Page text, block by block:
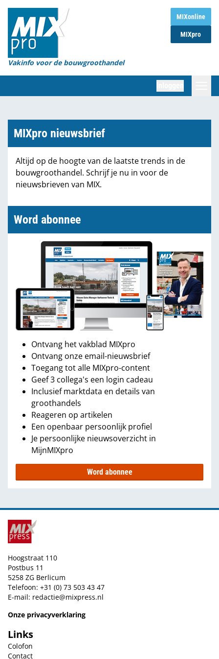
MIXonline
MIXpro
Vakinfo voor de bouwgroothandel
Home
Magazines
Organisaties
Marktcijfers
Partners
MIXpro nieuwsbrief
Altijd op de hoogte van de laatste trends in de
bouwgroothandel. Schrijf je nu in voor de
nieuwsbrieven van MIX.
Word abonnee
Ontvang het vakblad MIXpro
Ontvang onze email-nieuwsbrief
Toegang tot alle MIXpro-content
Geef 3 collega's een login cadeau
Inclusief marktdata en details van
groothandels
Reageren op artikelen
Een openbaar persoonlijk profiel
Je persoonlijke nieuwsoverzicht in
MijnMIXpro
Word abonnee
Hoogstraat 110
Postbus 11
5258 ZG Berlicum
Telefoon: +31 (0) 73 503 43 47
E-mail: redactie@mixpress.nl
Onze privacyverklaring
Links
Colofon
Contact